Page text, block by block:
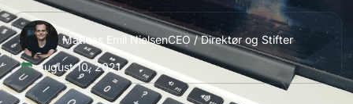
Mathias Emil NielsenCEO / Direktør og Stifter
august 10, 2021